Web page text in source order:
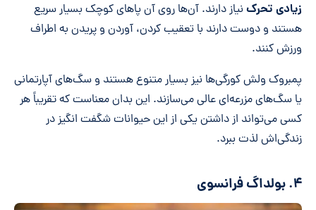
زیادی تحرک نیاز دارند. آن‌ها روی آن پاهای کوچک بسیار سریع
هستند و دوست دارند با تعقیب کردن، آوردن و پریدن به اطراف
ورزش کنند.
پمبروک ولش کورگی‌ها نیز بسیار متنوع هستند و سگ‌های آپارتمانی
یا سگ‌های مزرعه‌ای عالی می‌سازند. این بدان معناست که تقریباً هر
کسی می‌تواند از داشتن یکی از این حیوانات شگفت انگیز در
زندگی‌اش لذت ببرد.
۴. بولداگ فرانسوی